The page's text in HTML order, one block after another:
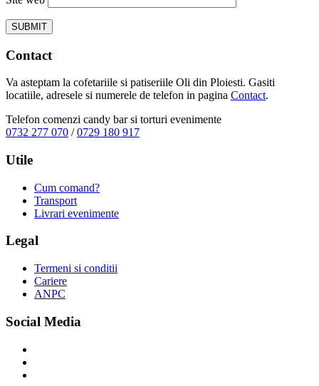
Contact
Va asteptam la cofetariile si patiseriile Oli din Ploiesti. Gasiti
locatiile, adresele si numerele de telefon in pagina Contact.
Telefon comenzi candy bar si torturi evenimente
0732 277 070 /0729 180 917
Utile
Cum comand?
Transport
Livrari evenimente
Legal
Termeni si conditii
Cariere
ANPC
Social Media